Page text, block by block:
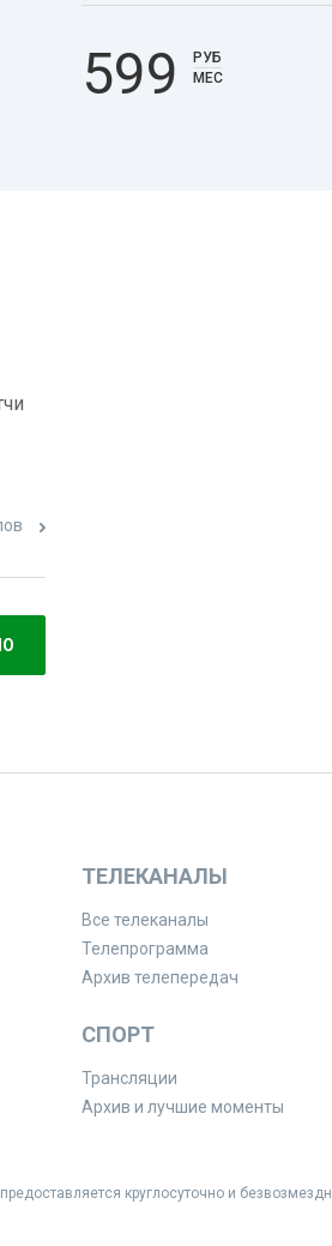
599
РУБ
МЕС
ТЕЛЕКАНАЛЫ
Все телеканалы
Телепрограмма
Архив телепередач
СПОРТ
Трансляции
Архив и лучшие моменты
круглосуточно и